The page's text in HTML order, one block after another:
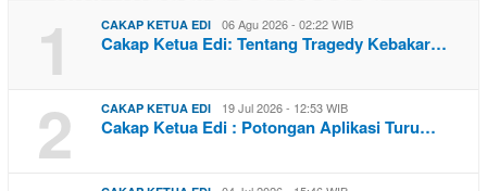
1 CAKAP KETUA EDI 06 Agu 2026 - 02:22 WIB
Cakap Ketua Edi: Tentang Tragedy Kebakar…
2 CAKAP KETUA EDI 19 Jul 2026 - 12:53 WIB
Cakap Ketua Edi : Potongan Aplikasi Turu…